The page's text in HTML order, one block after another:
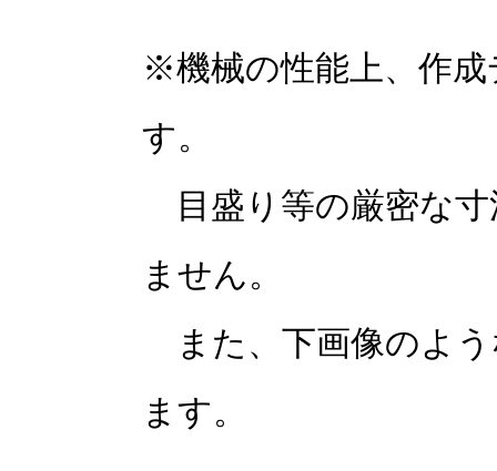
※機械の性能上、作
す。
目盛り等の厳密な寸
ません。
また、下画像のよ
ます。